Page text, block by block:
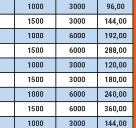
1000 3000
96,00
1500 3000
144,00
1000 6000
192,00
1500 6000
288,00
1000 3000
120,00
1500 3000
180,00
1000 6000
240,00
1500 6000
360,00
1000 3000
144,00